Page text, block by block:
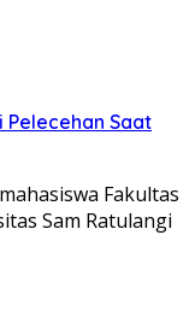
Pelecehan Saat
Fakultas
Sam Ratulangi